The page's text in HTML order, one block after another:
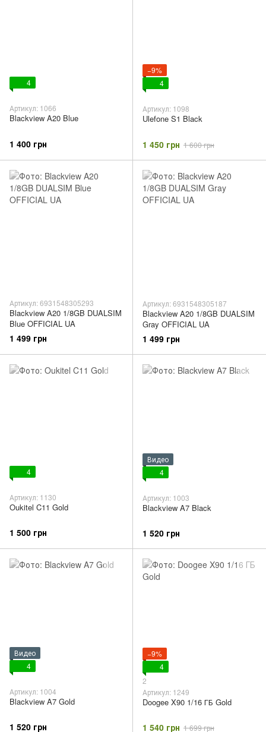
4
Артикул: 1066
Blackview A20 Blue
1 400 грн
−9%
4
Артикул: 1098
Ulefone S1 Black
1 450 грн 1 600 грн
Артикул: 6931548305293
Blackview A20 1/8GB DUALSIM
Blue OFFICIAL UA
1 499 грн
Артикул: 6931548305187
Blackview A20 1/8GB DUALSIM
Gray OFFICIAL UA
1 499 грн
4
Артикул: 1130
Oukitel C11 Gold
1 500 грн
Видео
4
Артикул: 1003
Blackview A7 Black
1 520 грн
Видео
4
Артикул: 1004
Blackview A7 Gold
1 520 грн
−9%
4
2
Артикул: 1249
Doogee X90 1/16 ГБ Gold
1 540 грн 1 699 грн